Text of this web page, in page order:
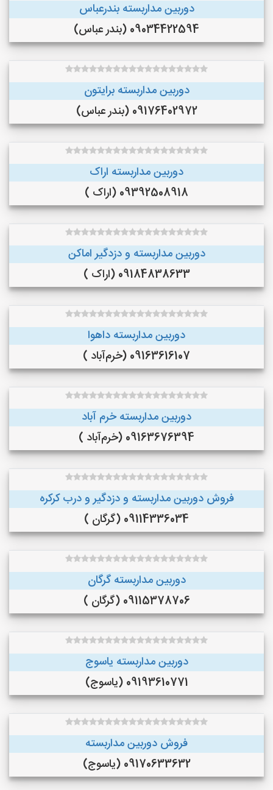
دوربین مداربسته بندرعباس
09034422594 (بندر عباس)
دوربین مداربسته برایتون
09176402972 (بندر عباس)
دوربین مداربسته اراک
09392508918 (اراک )
دوربین مداربسته و دزدگیر اماکن
09184838633 (اراک )
دوربین مداربسته داهوا
09163616107 (خرم‌آباد )
دوربین مداربسته خرم آباد
09163676394 (خرم‌آباد )
فروش دوربین مداربسته و دزدگیر و درب کرکره
09114336034 (گرگان )
دوربین مداربسته گرگان
09115378706 (گرگان )
دوربین مداربسته یاسوج
09193610771 (یاسوج)
فروش دوربین مداربسته
09170633632 (یاسوج)